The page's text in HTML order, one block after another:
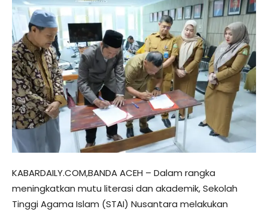
KABARDAILY.COM,BANDA ACEH – Dalam rangka
meningkatkan mutu literasi dan akademik, Sekolah
Tinggi Agama Islam (STAI) Nusantara melakukan